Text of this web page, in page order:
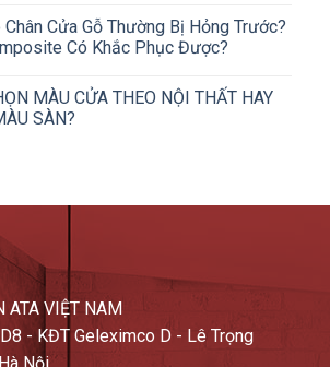
Chân Cửa Gỗ Thường Bị Hỏng Trước?
Có Khắc Phục Được?
MÀU CỬA THEO NỘI THẤT HAY
SÀN?
ATA VIỆT NAM
- KĐT Geleximco D - Lê Trọng